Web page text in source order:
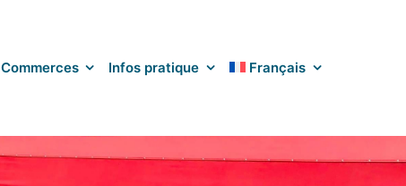
Commerces Infos pratique Français